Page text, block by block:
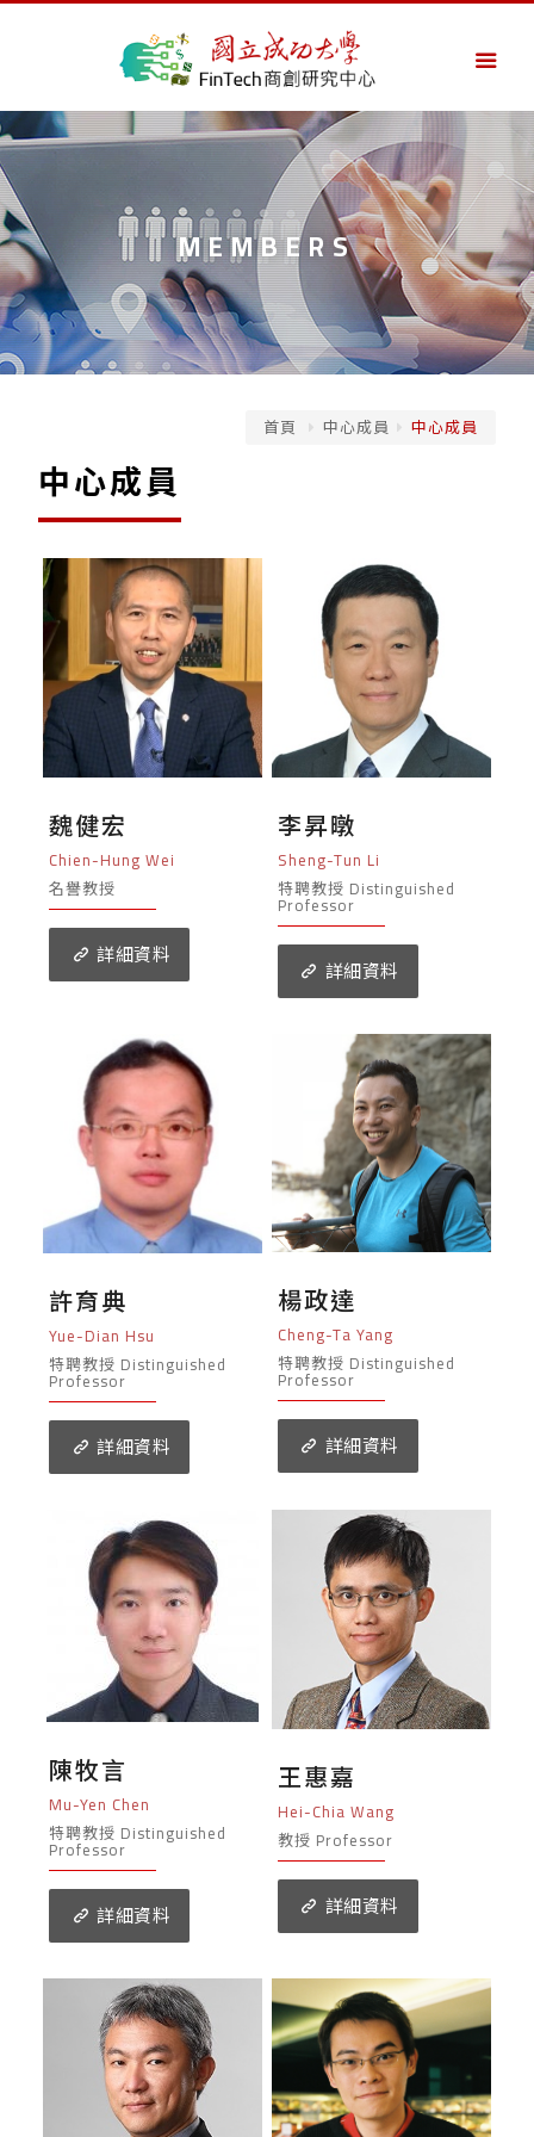
MEMBERS
首頁 中心成員 中心成員
中心成員
魏健宏
Chien-Hung Wei
名譽教授
詳細資料
李昇暾
Sheng-Tun Li
特聘教授 Distinguished
Professor
詳細資料
許育典
Yue-Dian Hsu
特聘教授 Distinguished
Professor
詳細資料
楊政達
Cheng-Ta Yang
特聘教授 Distinguished
Professor
詳細資料
陳牧言
Mu-Yen Chen
特聘教授 Distinguished
Professor
詳細資料
王惠嘉
Hei-Chia Wang
教授 Professor
詳細資料